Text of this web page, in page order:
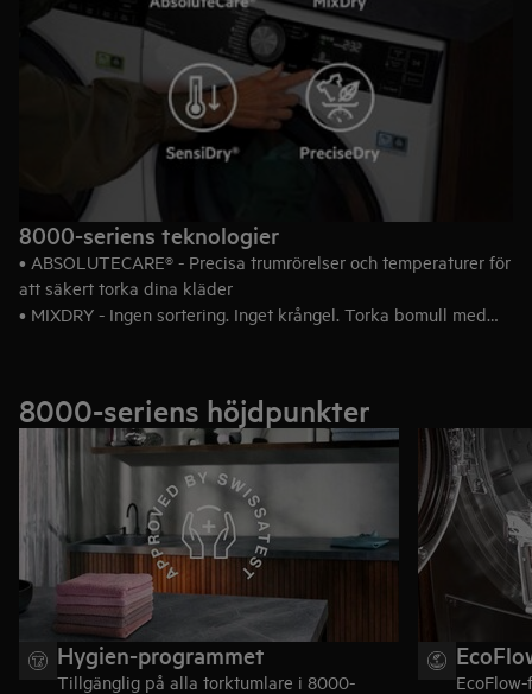
8000-seriens teknologier
• ABSOLUTECARE® - Precisa trumrörelser och temperaturer för
att säkert torka dina kläder
• MIXDRY - Ingen sortering. Inget krångel. Torka bomull med
• PRECISEDRY - Skyddar dina kläder - sparar tid och energi
8000-seriens höjdpunkter
Hygien-programmet
Tillgänglig på alla torktumlare i 8000-